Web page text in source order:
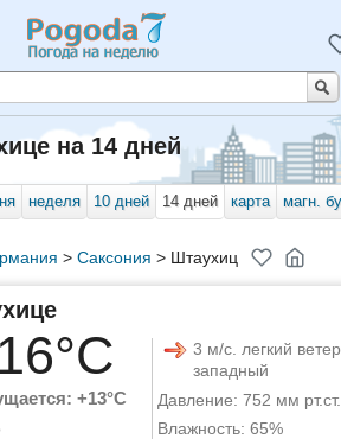
на 14 дней
неделя 10 дней 14 дней карта магн.
> Саксония > Штаухиц
+13°C
3 м/с. легкий
западный
Давление: 752 мм рт.ст.
Влажность: 65%